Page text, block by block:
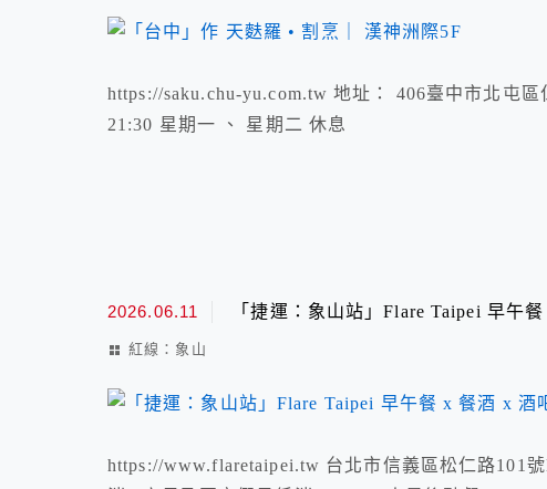
https://saku.chu-yu.com.tw 地址： 406臺中市北屯
21:30 星期一 、 星期二 休息
2026.06.11 「捷運：象山站」Flare Taipei 早午
紅線：象山
https://www.flaretaipei.tw 台北市信義區松仁路101